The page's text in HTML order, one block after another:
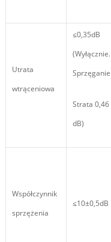
Utrata
wtrąceniowa
≤0,35dB
(Wyłącznie.
Sprzęganie
Strata 0,46
dB)
Współczynnik
sprzężenia
≤10±0,5dB